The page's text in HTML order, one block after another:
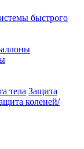
быстрого
тела Защита
коленей/